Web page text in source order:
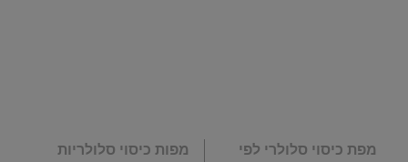
מפת כיסוי סלולרי לפי
מפות כיסוי סלולריות